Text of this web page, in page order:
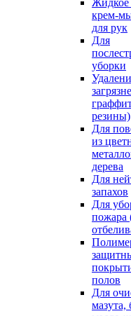
крем-
для рук
Для
уборки
резины)
Для
из
дерева
Для
запахов
Для
пожара
полов
Для
мазута,